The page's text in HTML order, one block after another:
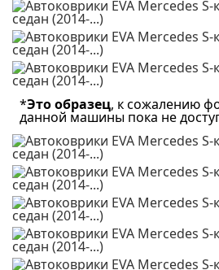
*Это образец, к сожалению
данной машины пока не